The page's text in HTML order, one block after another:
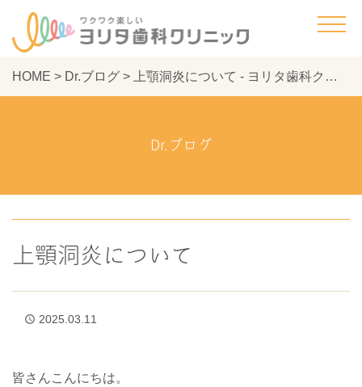
HOME > Dr.ブログ > 上顎洞炎について - ヨリタ歯科クリニック
Dr.ブログ
上顎洞炎について
access_time 2025.03.11
皆さんこんにちは。